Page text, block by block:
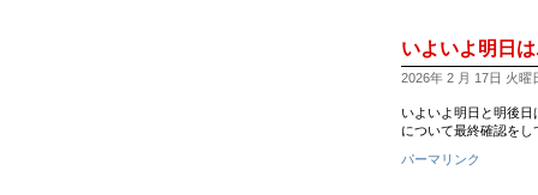
いよいよ明日は
2026年 2 月 17日 火曜
いよいよ明日と明後
について最終確認を
パーマリンク